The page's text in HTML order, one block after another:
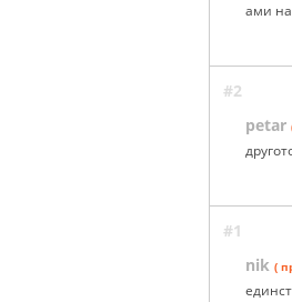
ами
#2
petar
#1
nik (